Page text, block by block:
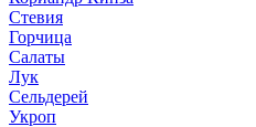
Стевия
Горчица
Салаты
Лук
Сельдерей
Укроп